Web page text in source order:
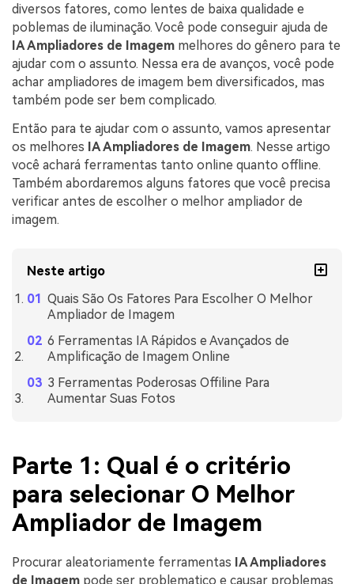
diversos fatores, como lentes de baixa qualidade e
poblemas de iluminação. Você pode conseguir ajuda de
IA Ampliadores de Imagem melhores do gênero para te
ajudar com o assunto. Nessa era de avanços, você pode
achar ampliadores de imagem bem diversificados, mas
também pode ser bem complicado.
Então para te ajudar com o assunto, vamos apresentar
os melhores IA Ampliadores de Imagem. Nesse artigo
você achará ferramentas tanto online quanto offline.
Também abordaremos alguns fatores que você precisa
verificar antes de escolher o melhor ampliador de
imagem.
Neste artigo
Quais São Os Fatores Para Escolher O Melhor
Ampliador de Imagem
6 Ferramentas IA Rápidos e Avançados de
Amplificação de Imagem Online
3 Ferramentas Poderosas Offiline Para
Aumentar Suas Fotos
Parte 1: Qual é o critério
para selecionar O Melhor
Ampliador de Imagem
Procurar aleatoriamente ferramentas IA Ampliadores
de Imagem pode ser problematico e causar problemas